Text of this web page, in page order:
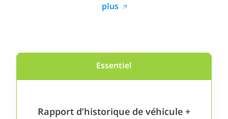
plus
Essentiel
Rapport d’historique de véhicule +